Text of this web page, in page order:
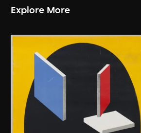
Explore More